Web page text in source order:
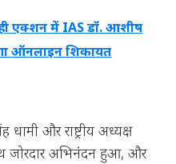
एक्शन में IAS डॉ. आशीष
ऑनलाइन शिकायत
धामी और राष्ट्रीय अध्यक्ष
जोरदार अभिनंदन हुआ, और